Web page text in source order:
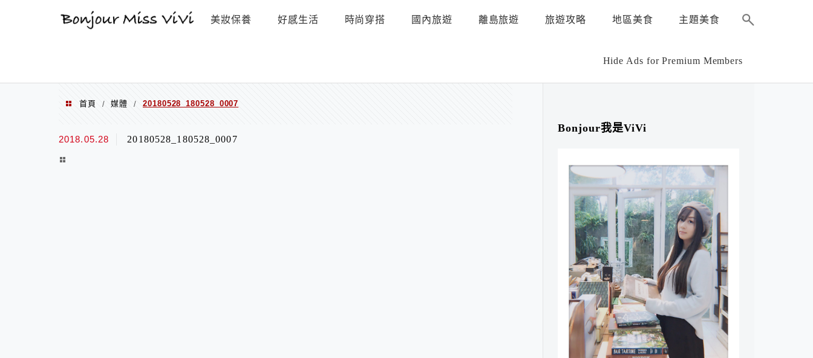
美妝保養 好感生活 時尚穿搭 國內旅遊 離島旅遊 旅遊攻略 地區美食 主題美食
Hide Ads for Premium Members
首頁 / 媒體 / 20180528_180528_0007
2018.05.28 20180528_180528_0007
Bonjour我是ViVi